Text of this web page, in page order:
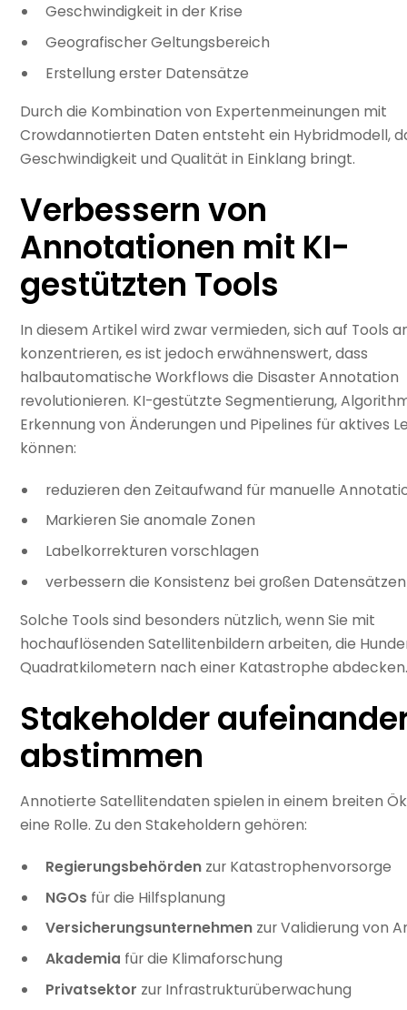
Geschwindigkeit in der Krise
Geografischer Geltungsbereich
Erstellung erster Datensätze
Durch die Kombination von Expertenmeinungen mit
Crowdannotierten Daten entsteht ein Hybridmodell,
Geschwindigkeit und Qualität in Einklang bringt.
Verbessern von
Annotationen mit KI-
gestützten Tools
In diesem Artikel wird zwar vermieden, sich auf Tools
konzentrieren, es ist jedoch erwähnenswert, dass
halbautomatische Workflows die Disaster Annotation
revolutionieren. KI-gestützte Segmentierung,
Erkennung von Änderungen und Pipelines für aktives
können:
reduzieren den Zeitaufwand für manuelle
Markieren Sie anomale Zonen
Labelkorrekturen vorschlagen
verbessern die Konsistenz bei großen Datensätzen
Solche Tools sind besonders nützlich, wenn Sie mit
hochauflösenden Satellitenbildern arbeiten, die
Quadratkilometern nach einer Katastrophe
Stakeholder
abstimmen
Annotierte Satellitendaten spielen in einem breiten
eine Rolle. Zu den Stakeholdern gehören:
Regierungsbehördenzur Katastrophenvorsorge
NGOs für die Hilfsplanung
Versicherungsunternehmenzur Validierung von
Akademia für die Klimaforschung
Privatsektor zur Infrastrukturüberwachung